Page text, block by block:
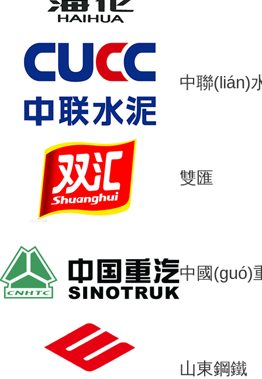
中聯(lián)
雙匯
中國(guó)
山東鋼鐵